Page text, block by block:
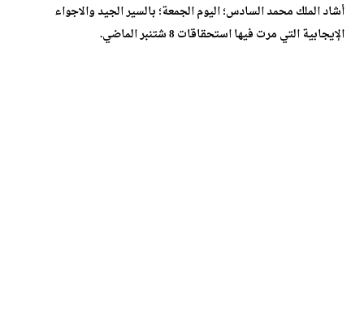
أشاد الملك محمد السادس؛ اليوم الجمعة؛ بالسير الجيد والاجواء
الإيجابية التي مرت فيها استحقاقات 8 شتنبر الماضي.